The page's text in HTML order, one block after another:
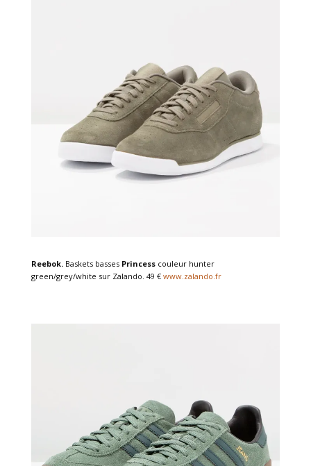
Reebok. Baskets bassesPrincesscouleur hunter
green/grey/white sur Zalando. 49 € www.zalando.fr